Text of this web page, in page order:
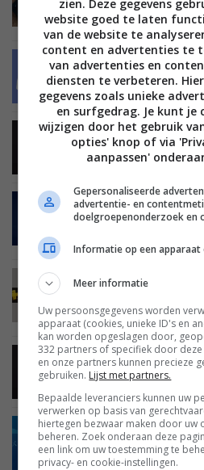
‘Google Stadia krijgt
controlleroptie’
NIEUWS ENTERTAINMENT
Sony wil
PlayStationconsoles
NIEUWS ENTERTAINMENT
FPS Boost komt naar
Series X en S
NIEUWS ENTERTAINMENT
STREAMINGDIENSTEN
23
PlayStation Now
kwaliteit
NIEUWS ENTERTAINMENT
‘PlayStation Plus
toegang tot films en
NIEUWS ENTERTAINMENT
Xbox-update
gamedownloads
NIEUWS ENTERTAINMENT
Sony houdt digitale
toch open
zien. Deze gegevens
website goed te laten
van de website te
content en advertenties te
van advertenties en
diensten te verbeteren.
gegevens zoals unieke
en surfgedrag. Je kunt je
wijzigen door het gebruik
opties' knop of via
aanpassen'
Gepersonaliseerde
advertentie- en
doelgroepenonderzoek en
Informatie op een
Meer informatie
Uw persoonsgegevens worden
apparaat (cookies, unieke ID's en
kan worden opgeslagen door,
332 partners of specifiek door
en onze partners kunnen precieze
gebruiken. Lijst met partners.
Bepaalde leveranciers kunnen uw
verwerken op basis van
hiertegen bezwaar maken door uw
beheren. Zoek onderaan deze
een link om uw toestemming te
privacy- en cookie-instellingen.